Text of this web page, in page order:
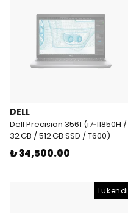
DELL
Dell Precision 3561 (i7‑11850H /
32 GB / 512 GB SSD / T600)
₺ 34,500.00
Tükendi